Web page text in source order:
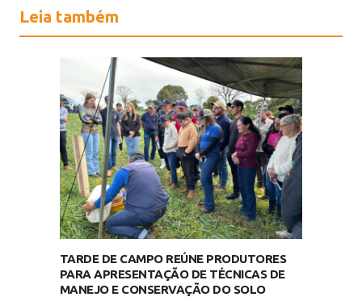
Leia também
TARDE DE CAMPO REÚNE PRODUTORES
PARA APRESENTAÇÃO DE TÉCNICAS DE
MANEJO E CONSERVAÇÃO DO SOLO